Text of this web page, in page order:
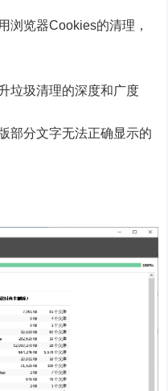
浏览器Cookies的清理，
垃圾清理的深度和广度
部分文字无法正确显示的